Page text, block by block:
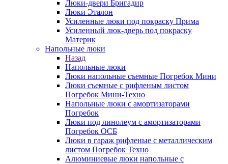
Люки-двери Бригадир
Люки Эталон
Усиленные люки под покраску Прима
Усиленный люк-дверь под покраску
Материк
Напольные люки
Назад
Напольные люки
Люки напольные съемные Погребок Мини
Люки съемные с рифленым листом
Погребок Мини-Техно
Напольные люки с амортизаторами
Погребок
Люки под линолеум с амортизаторами
Погребок ОСБ
Люки в гараж рифленые с металлическим
листом Погребок Техно
Алюминиевые люки напольные с